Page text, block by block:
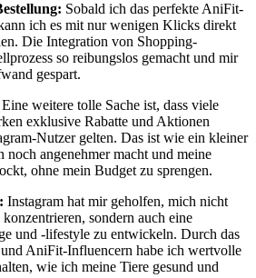
‍Sobald ich ​das perfekte ⁤AniFit-
ich es mit nur wenigen Klicks‍ direkt
Die‌ Integration von Shopping-
so ⁤reibungslos ⁤gemacht und mir⁣
gespart.
Eine weitere⁤ tolle Sache ist, dass ⁣viele
⁢exklusive Rabatte und ⁢Aktionen
Nutzer gelten. Das ist wie ​ein kleiner
noch angenehmer macht und meine
ohne ‍mein ‍Budget zu sprengen.
Instagram hat mir geholfen, mich nicht
sondern auch ⁣eine
und -lifestyle zu entwickeln. Durch das
AniFit-Influencern habe ich wertvolle
wie ich meine‍ Tiere gesund⁢ und